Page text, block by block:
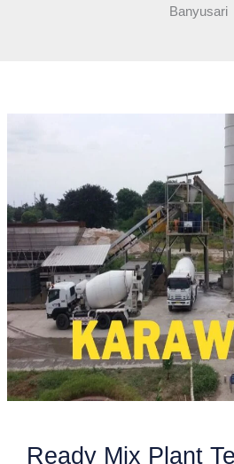
Banyusari
Ready Mix Plant